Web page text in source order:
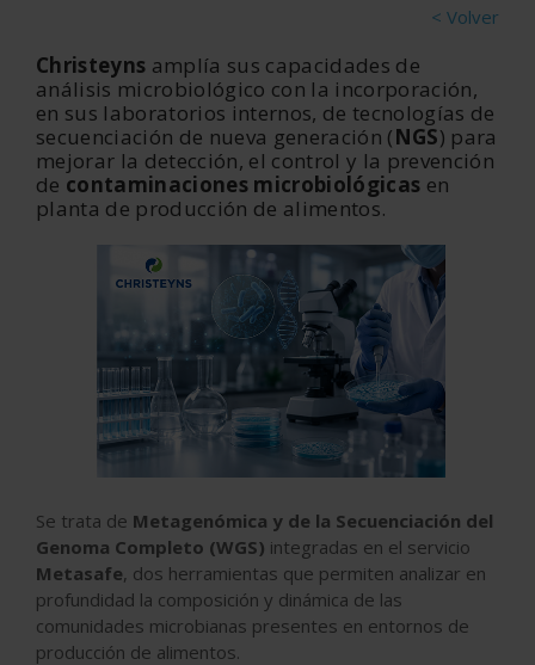
< Volver
Christeyns amplía sus capacidades de
análisis microbiológico con la incorporación,
en sus laboratorios internos, de tecnologías de
secuenciación de nueva generación (NGS) para
mejorar la detección, el control y la prevención
de contaminaciones microbiológicas en
planta de producción de alimentos.
Se trata de Metagenómica y de la Secuenciación del
Genoma Completo (WGS) integradas en el servicio
Metasafe, dos herramientas que permiten analizar en
profundidad la composición y dinámica de las
comunidades microbianas presentes en entornos de
producción de alimentos.